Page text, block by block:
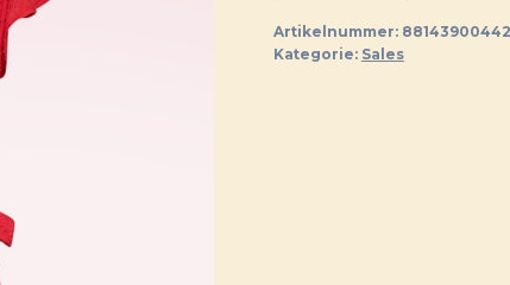
99,95 €
Artikelnummer:
Kategorie: Sales